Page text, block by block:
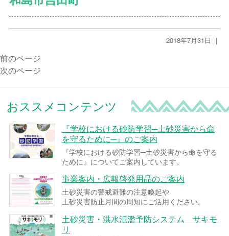
2018年7月31日 ｜
前のページ
次のページ
おススメコンテンツ
『学校における砂防学習─土砂災害から命
を守るために─』のご案内
『学校における砂防学習─土砂災害から命を守る
ために』についてご案内しています。
事業案内・広報啓発用品のご案内
土砂災害の警戒避難の注意喚起や
土砂災害防止月間の周知にご活用ください。
土砂災害・洪水氾濫予防システム サキモ
リ